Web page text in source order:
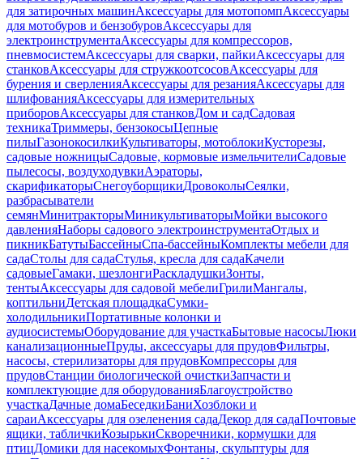
для затирочных машинАксессуары для мотопомпАксессуары
для мотобуров и бензобуровАксессуары для
электроинструментаАксессуары для компрессоров,
пневмосистемАксессуары для сварки, пайкиАксессуары для
станковАксессуары для стружкоотсосовАксессуары для
бурения и сверленияАксессуары для резанияАксессуары для
шлифованияАксессуары для измерительных
приборовАксессуары для станковДом и садСадовая
техникаТриммеры, бензокосыЦепные
пилыГазонокосилкиКультиваторы, мотоблокиКусторезы,
садовые ножницыСадовые, кормовые измельчителиСадовые
пылесосы, воздуходувкиАэраторы,
скарификаторыСнегоуборщикиДровоколыСеялки,
разбрасыватели
семянМинитракторыМиникультиваторыМойки высокого
давленияНаборы садового электроинструментаОтдых и
пикникБатутыБассейныСпа-бассейныКомплекты мебели для
садаСтолы для садаСтулья, кресла для садаКачели
садовыеГамаки, шезлонгиРаскладушкиЗонты,
тентыАксессуары для садовой мебелиГрилиМангалы,
коптильниДетская площадкаСумки-
холодильникиПортативные колонки и
аудиосистемыОборудование для участкаБытовые насосыЛюки
канализационныеПруды, аксессуары для прудовФильтры,
насосы, стерилизаторы для прудовКомпрессоры для
прудовСтанции биологической очисткиЗапчасти и
комплектующие для оборудованияБлагоустройство
участкаДачные домаБеседкиБаниХозблоки и
сараиАксессуары для озеленения садаДекор для садаПочтовые
ящики, табличкиКозырькиСкворечники, кормушки для
птицДомики для насекомыхФонтаны, скульптуры для